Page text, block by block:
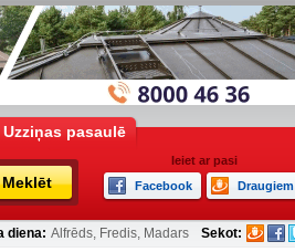
Uzziņas pasaulē
Meklēt
Ieiet ar pasi
Facebook
Draugiem
diena: Alfrēds, Fredis, Madars Sekot: